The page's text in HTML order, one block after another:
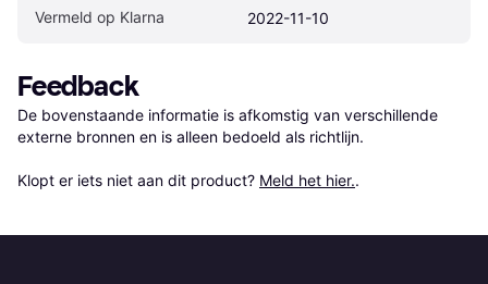
Vermeld op Klarna 2022-11-10
Feedback
De bovenstaande informatie is afkomstig van verschillende
externe bronnen en is alleen bedoeld als richtlijn.
Klopt er iets niet aan dit product? Meld het hier..